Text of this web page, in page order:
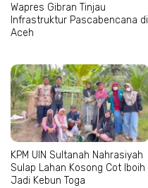
Wapres Gibran Tinjau
Infrastruktur Pascabencana di
Aceh
KPM UIN Sultanah Nahrasiyah
Sulap Lahan Kosong Cot Iboih
Jadi Kebun Toga